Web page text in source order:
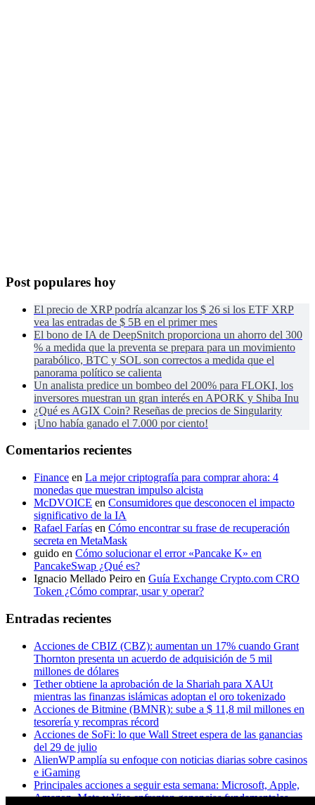
Post populares hoy
El precio de XRP podría alcanzar los $ 26 si los ETF XRP
vea las entradas de $ 5B en el primer mes
El bono de IA de DeepSnitch proporciona un ahorro del 300
% a medida que la preventa se prepara para un movimiento
parabólico, BTC y SOL son correctos a medida que el
panorama político se calienta
Un analista predice un bombeo del 200% para FLOKI, los
inversores muestran un gran interés en APORK y Shiba Inu
¿Qué es AGIX Coin? Reseñas de precios de Singularity
¡Uno había ganado el 7.000 por ciento!
Comentarios recientes
Finance en La mejor criptografía para comprar ahora: 4
monedas que muestran impulso alcista
McDVOICE en Consumidores que desconocen el impacto
significativo de la IA
Rafael Farías en Cómo encontrar su frase de recuperación
secreta en MetaMask
guido en Cómo solucionar el error «Pancake K» en
PancakeSwap ¿Qué es?
Ignacio Mellado Peiro en Guía Exchange Crypto.com CRO
Token ¿Cómo comprar, usar y operar?
Entradas recientes
Acciones de CBIZ (CBZ): aumentan un 17% cuando Grant
Thornton presenta un acuerdo de adquisición de 5 mil
millones de dólares
Tether obtiene la aprobación de la Shariah para XAUt
mientras las finanzas islámicas adoptan el oro tokenizado
Acciones de Bitmine (BMNR): sube a $ 11,8 mil millones en
tesorería y recompras récord
Acciones de SoFi: lo que Wall Street espera de las ganancias
del 29 de julio
AlienWP amplía su enfoque con noticias diarias sobre casinos
e iGaming
Principales acciones a seguir esta semana: Microsoft, Apple,
Amazon, Meta y Visa enfrentan ganancias fundamentales